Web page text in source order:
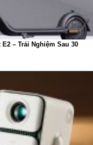
– Trải Nghiệm Sau 30